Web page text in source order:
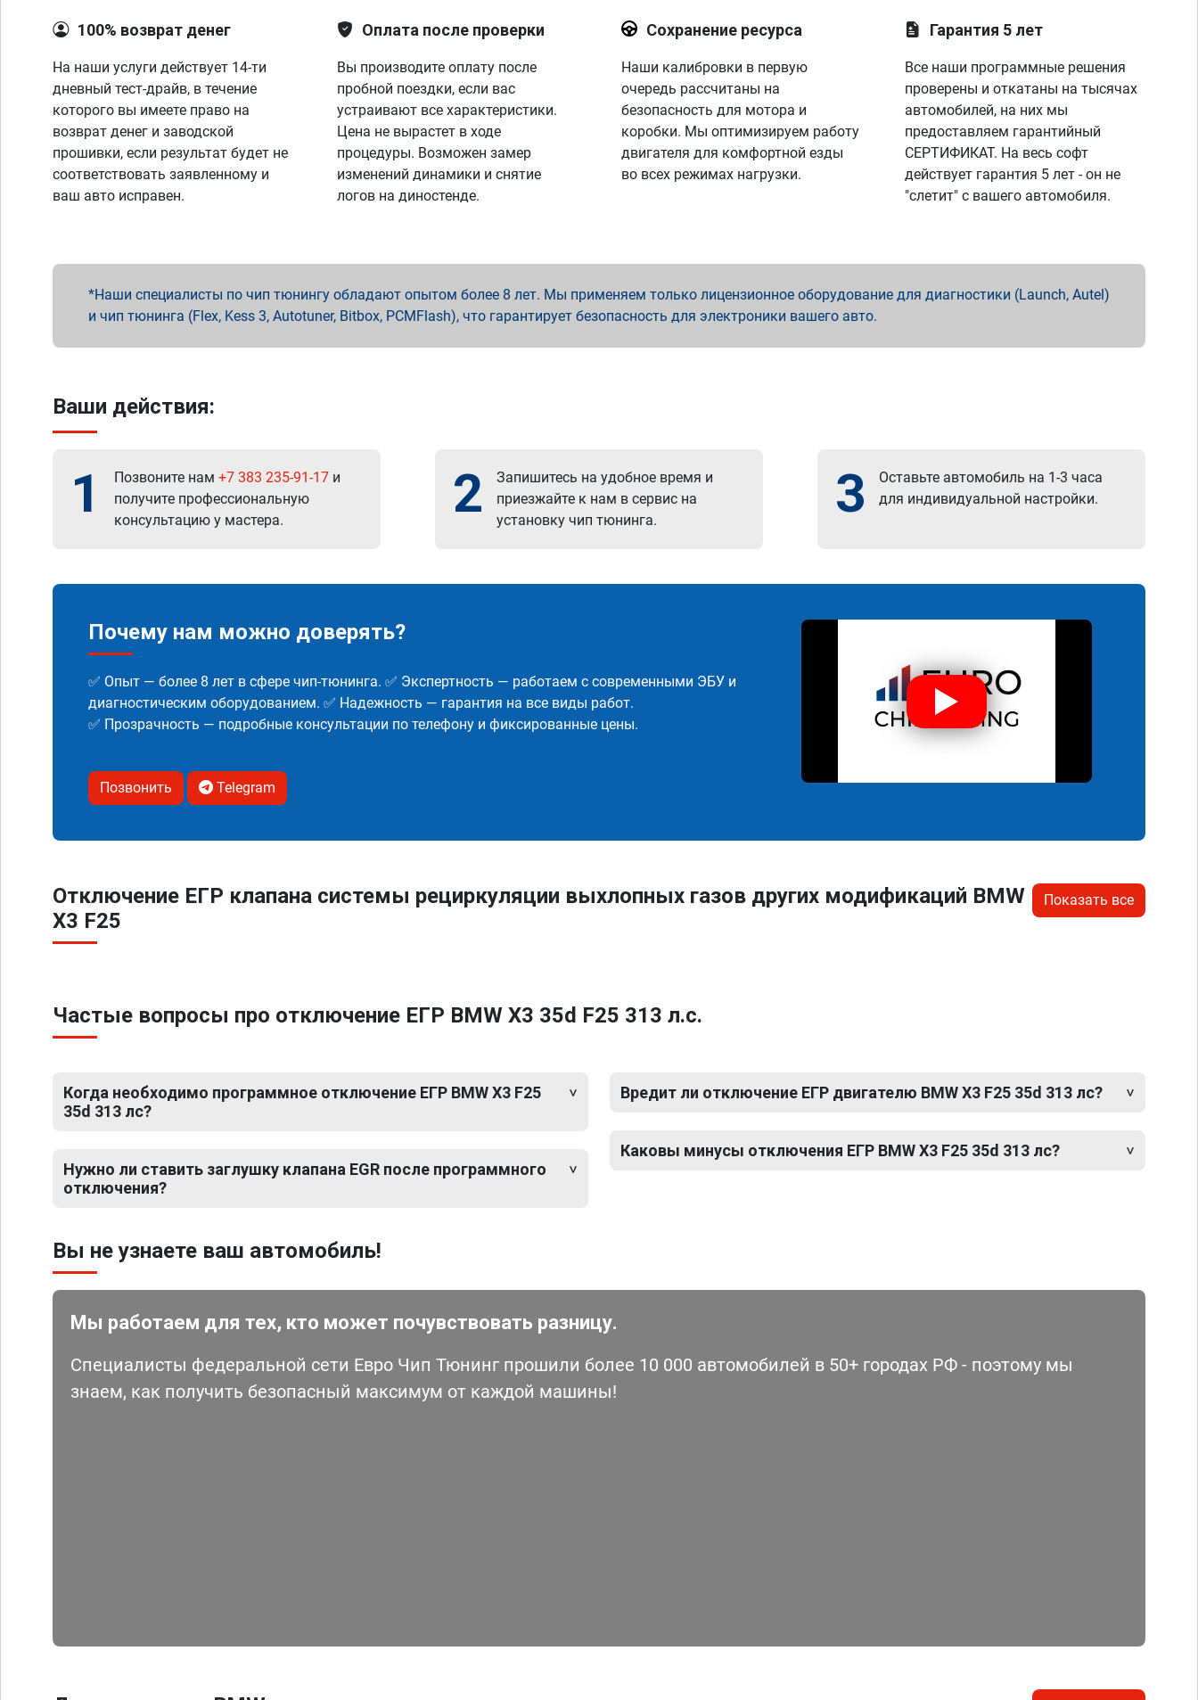
100% возврат денег
На наши услуги действует 14-ти
дневный тест-драйв, в течение
которого вы имеете право на
возврат денег и заводской
прошивки, если результат будет не
соответствовать заявленному и
ваш авто исправен.
Оплата после проверки
Вы производите оплату после
пробной поездки, если вас
устраивают все характеристики.
Цена не вырастет в ходе
процедуры. Возможен замер
изменений динамики и снятие
логов на диностенде.
Сохранение ресурса
Наши калибровки в первую
очередь рассчитаны на
безопасность для мотора и
коробки. Мы оптимизируем работу
двигателя для комфортной езды
во всех режимах нагрузки.
Гарантия 5 лет
Все наши программные решения
проверены и откатаны на тысячах
автомобилей, на них мы
предоставляем гарантийный
СЕРТИФИКАТ. На весь софт
действует гарантия 5 лет - он не
"слетит" с вашего автомобиля.
Наши специалисты по чип тюнингу обладают опытом более 8 лет. Мы применяем только лицензионное оборудование для диагностики (Launch, Autel)
и чип тюнинга (Flex, Kess 3, Autotuner, Bitbox, PCMFlash), что гарантирует безопасность для электроники вашего авто.
Ваши действия:
1 Позвоните нам +7 383 235-91-17 и
получите профессиональную
консультацию у мастера.
2
Запишитесь на удобное время и
приезжайте к нам в сервис на
установку чип тюнинга.
3
Оставьте автомобиль на 1-3 часа
для индивидуальной настройки.
Почему нам можно доверять?
✅ Опыт — более 8 лет в сфере чип-тюнинга. ✅ Экспертность — работаем с современными ЭБУ и
диагностическим оборудованием. ✅ Надежность — гарантия на все виды работ.
✅ Прозрачность — подробные консультации по телефону и фиксированные цены.
Позвонить Telegram
Отключение ЕГР клапана системы рециркуляции выхлопных газов других модификаций BMW
X3 F25
Показать все
Частые вопросы про отключение ЕГР BMW X3 35d F25 313 л.с.
Когда необходимо программное отключение ЕГР BMW X3 F25
35d 313 лс?
Нужно ли ставить заглушку клапана EGR после программного
отключения?
Вредит ли отключение ЕГР двигателю BMW X3 F25 35d 313 лс?
Каковы минусы отключения ЕГР BMW X3 F25 35d 313 лс?
Вы не узнаете ваш автомобиль!
Мы работаем для тех, кто может почувствовать разницу.
Специалисты федеральной сети Евро Чип Тюнинг прошили более 10 000 автомобилей в 50+ городах РФ - поэтому мы
знаем, как получить безопасный максимум от каждой машины!